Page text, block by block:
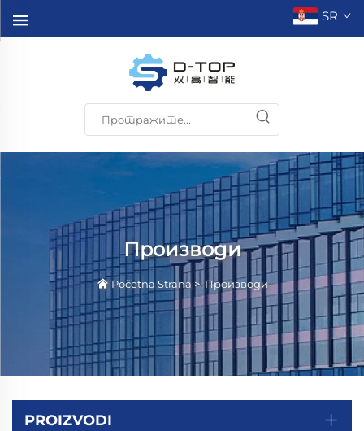
SR
Производи
Početna Strana >Производи
PROIZVODI